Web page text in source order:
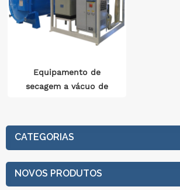
Equipamento de
secagem a vácuo de
CATEGORIAS
NOVOS PRODUTOS